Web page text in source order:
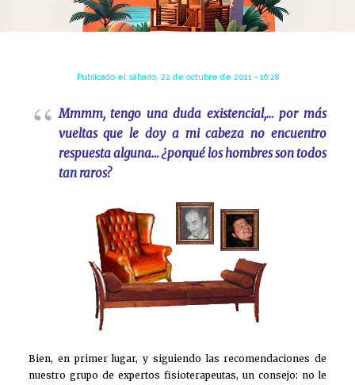
Publicado el sábado, 22 de octubre de 2011 - 16:28
Mmmm, tengo una duda existencial,… por más
vueltas que le doy a mi cabeza no encuentro
respuesta alguna… ¿porqué los hombres son todos
tan raros?
Bien, en primer lugar, y siguiendo las recomendaciones de
nuestro grupo de expertos fisioterapeutas, un consejo: no le